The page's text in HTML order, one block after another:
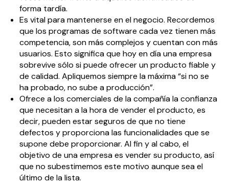
forma tardía.
Es vital para mantenerse en el negocio. Recordemos
que los programas de software cada vez tienen más
competencia, son más complejos y cuentan con más
usuarios. Esto significa que hoy en día una empresa
sobrevive sólo si puede ofrecer un producto fiable y
de calidad. Apliquemos siempre la máxima “si no se
ha probado, no sube a producción”.
Ofrece a los comerciales de la compañía la confianza
que necesitan a la hora de vender el producto, es
decir, pueden estar seguros de que no tiene
defectos y proporciona las funcionalidades que se
supone debe proporcionar. Al fin y al cabo, el
objetivo de una empresa es vender su producto, así
que no subestimemos este motivo aunque sea el
último de la lista.